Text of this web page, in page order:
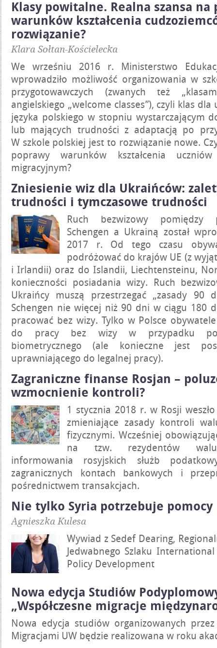
Klasy powitalne. Realna szansa na
warunków kształcenia
rozwiązanie?
Klara Sołtan-Kościelecka
We wrześniu 2016 r. Ministerstwo
wprowadziło możliwość organizowania w
przygotowawczych (zwanych też
angielskiego „welcome classes”), czyli klas
języka polskiego w stopniu wystarczającym
lub mających trudności z adaptacją po
W szkole polskiej jest to rozwiązanie nowe.
poprawy warunków kształcenia
migracyjnym?
Zniesienie wiz dla Ukraińców:
trudności i tymczasowe trudności
Ruch bezwizowy pomiędzy
Schengen a Ukrainą został
2017 r. Od tego czasu
podróżować do krajów UE (z
i Irlandii) oraz do Islandii, Liechtensteinu,
konieczności posiadania wizy. Ruch
Ukraińcy muszą przestrzegać „zasady 90
Schengen nie więcej niż 90 dni w ciągu 180
pracować bez wizy. Tylko w Polsce
do pracy bez wizy w przypadku
biometrycznego (ale konieczne jest
uprawniającego do legalnej pracy).
Zagraniczne finanse Rosjan –
wzmocnienie kontroli?
1 stycznia 2018 r. w Rosji
zmieniające zasady kontroli
fizycznymi. Wcześniej
na tzw. rezydentów
informowania rosyjskich służb
zagranicznych kontach bankowych i
pośrednictwem transakcjach.
Nie tylko Syria potrzebuje pomocy
Agnieszka Kulesa
Wywiad z Sedef Dearing,
Jedwabnego Szlaku
Policy Development
Nowa edycja Studiów
„Współczesne migracje
Nowa edycja studiów organizowanych
Migracjami UW będzie realizowana w roku